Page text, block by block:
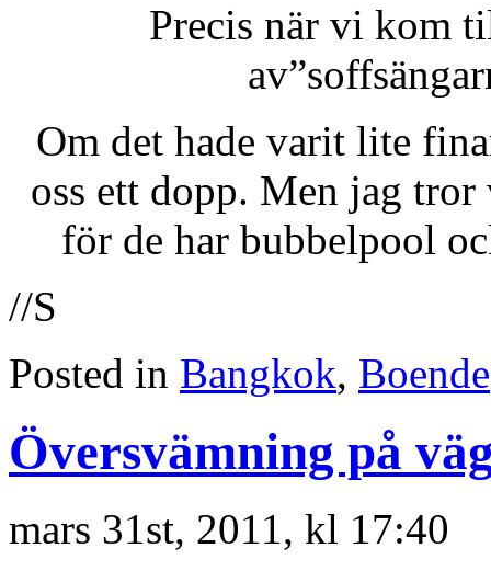
Precis när vi kom
Om det hade varit lite
oss ett dopp. Men jag tror
för de har bubbelpool
//S
Posted in Bangkok, Boende
Översvämning på
mars 31st, 2011, kl 17:40